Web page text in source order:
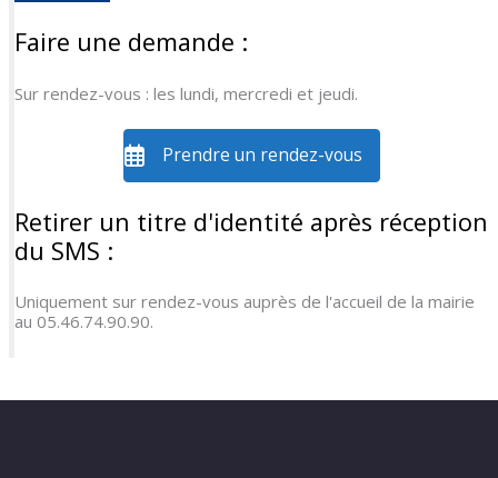
Faire une demande :
Sur rendez-vous : les lundi, mercredi et jeudi.
Prendre un rendez-vous
Retirer un titre d'identité après réception
du SMS :
Uniquement sur rendez-vous auprès de l'accueil de la mairie
au 05.46.74.90.90.